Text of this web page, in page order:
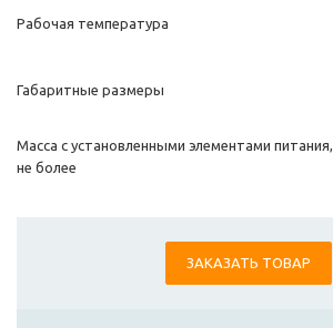
Рабочая температура
Габаритные размеры
Масса с установленными элементами питания,
не более
ЗАКАЗАТЬ ТОВАР